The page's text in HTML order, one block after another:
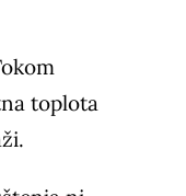
toplota